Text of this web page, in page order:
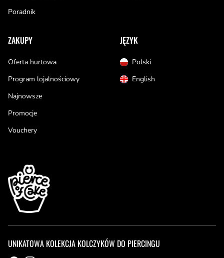
Poradnik
ZAKUPY
Oferta hurtowa
Program lojalnościowy
Najnowsze
Promocje
Vouchery
JĘZYK
Polski
English
UNIKATOWA KOLEKCJA KOLCZYKÓW DO PIERCINGU